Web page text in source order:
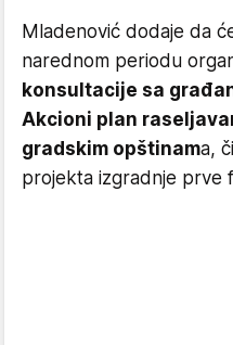
Mladenović dodaje da
narednom periodu
konsultacije sa
Akcioni plan
gradskim opštinama,
projekta izgradnje prve